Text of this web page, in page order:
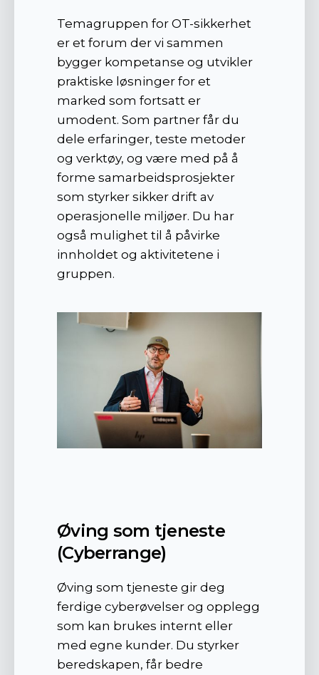
Temagruppen for OT-sikkerhet
er et forum der vi sammen
bygger kompetanse og utvikler
praktiske løsninger for et
marked som fortsatt er
umodent. Som partner får du
dele erfaringer, teste metoder
og verktøy, og være med på å
forme samarbeidsprosjekter
som styrker sikker drift av
operasjonelle miljøer. Du har
også mulighet til å påvirke
innholdet og aktivitetene i
gruppen.
Øving som tjeneste
(Cyberrange)
Øving som tjeneste gir deg
ferdige cyberøvelser og opplegg
som kan brukes internt eller
med egne kunder. Du styrker
beredskapen, får bedre